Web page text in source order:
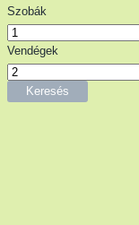
Szobák
Vendégek
Keresés